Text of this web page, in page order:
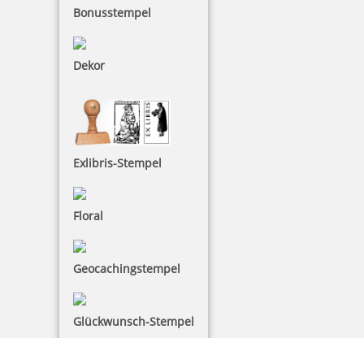
Bonusstempel
Dekor
Exlibris-Stempel
Floral
Geocachingstempel
Glückwunsch-Stempel
18,80 €